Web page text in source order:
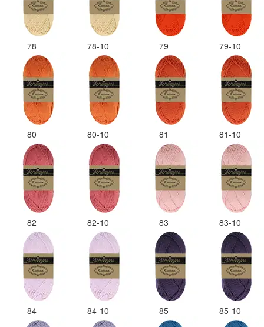
78 78-10 79 79-10
80 80-10 81 81-10
82 82-10 83 83-10
84 84-10 85 85-10